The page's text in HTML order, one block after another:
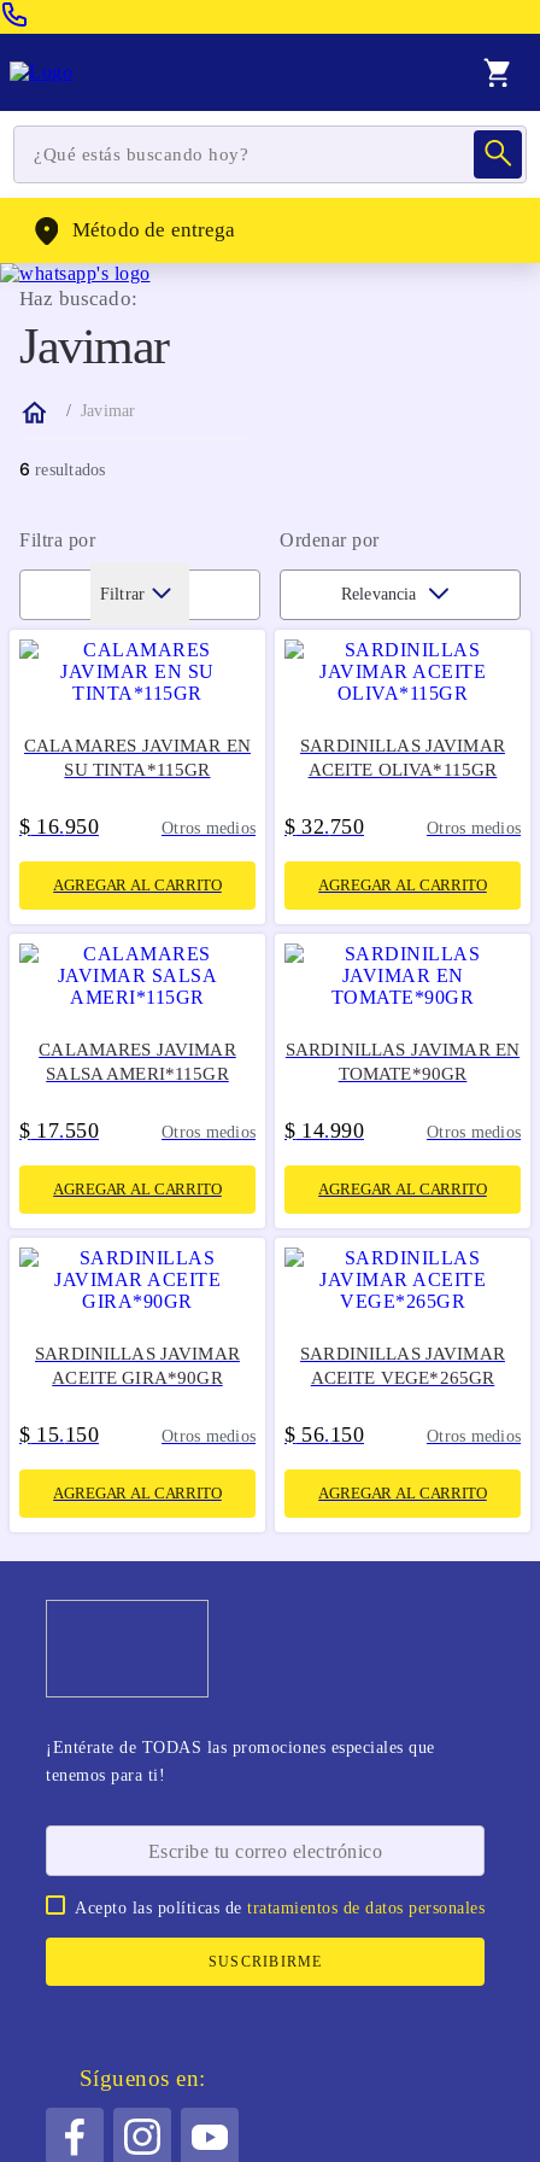
WhatsApp: (302) 262-4104
Método de entrega
Haz buscado:
Javimar
Javimar
6
Filtra por Ordenar por
Filtrar Relevancia
CALAMARES JAVIMAR EN
SU TINTA*115GR
$ 16.950 Otros medios
AGREGAR AL CARRITO
SARDINILLAS JAVIMAR
ACEITE OLIVA*115GR
$ 32.750 Otros medios
AGREGAR AL CARRITO
CALAMARES JAVIMAR
SALSA AMERI*115GR
$ 17.550 Otros medios
AGREGAR AL CARRITO
SARDINILLAS JAVIMAR EN
TOMATE*90GR
$ 14.990 Otros medios
AGREGAR AL CARRITO
SARDINILLAS JAVIMAR
ACEITE GIRA*90GR
$ 15.150 Otros medios
AGREGAR AL CARRITO
SARDINILLAS JAVIMAR
ACEITE VEGE*265GR
$ 56.150 Otros medios
AGREGAR AL CARRITO
¡Entérate de TODAS las promociones especiales que
tenemos para ti!
Acepto las políticas detratamientos de datos personales
SUSCRIBIRME
Síguenos en: